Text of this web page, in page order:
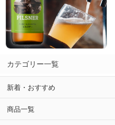
カテゴリー一覧
新着・おすすめ
商品一覧